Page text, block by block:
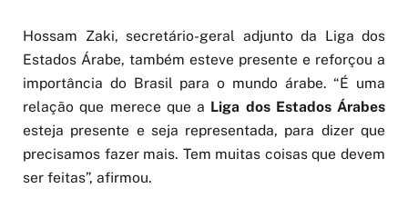
Hossam Zaki, secretário-geral adjunto da Liga dos
Estados Árabe, também esteve presente e reforçou a
importância do Brasil para o mundo árabe. “É uma
relação que merece que a Liga dos Estados Árabes
esteja presente e seja representada, para dizer que
precisamos fazer mais. Tem muitas coisas que devem
ser feitas”, afirmou.